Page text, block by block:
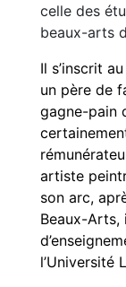
celle des
beaux-arts
Il s’inscrit
un père de
gagne-pain
artiste
son arc,
Beaux-Arts,
l’Université